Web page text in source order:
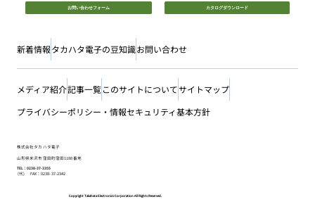
お問い合わせフォーム
カタログダウンロード
新着情報タカハタ電子の豆知識お問い合わせ
株式会社タカハタ電子
山形県米沢市窪田町窪田1188番地
TEL：0238-37-3355
(代) FAX：0238-37-2342
Copyright Takahata Electronics Corporation All Rights Reserved.
メディア紹介記事一覧このサイトについてサイトマップ
プライバシーポリシー・情報セキュリティ基本方針